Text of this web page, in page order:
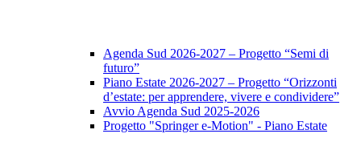
Agenda Sud 2026-2027 – Progetto “Semi di
futuro”
Piano Estate 2026-2027 – Progetto “Orizzonti
d’estate: per apprendere, vivere e condividere”
Avvio Agenda Sud 2025-2026
Progetto "Springer e-Motion" - Piano Estate